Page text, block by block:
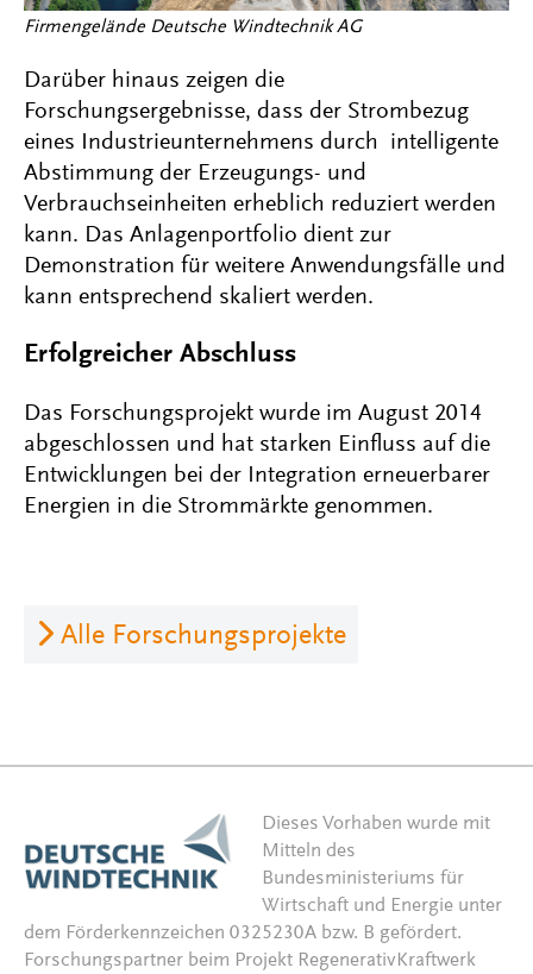
Firmengelände Deutsche Windtechnik AG
Darüber hinaus zeigen die
Forschungsergebnisse, dass der Strombezug
eines Industrieunternehmens durch intelligente
Abstimmung der Erzeugungs- und
Verbrauchseinheiten erheblich reduziert werden
kann. Das Anlagenportfolio dient zur
Demonstration für weitere Anwendungsfälle und
kann entsprechend skaliert werden.
Erfolgreicher Abschluss
Das Forschungsprojekt wurde im August 2014
abgeschlossen und hat starken Einfluss auf die
Entwicklungen bei der Integration erneuerbarer
Energien in die Strommärkte genommen.
Alle Forschungsprojekte
Dieses Vorhaben wurde mit
Mitteln des
Bundesministeriums für
Wirtschaft und Energie unter
dem Förderkennzeichen 0325230A bzw. B gefördert.
Forschungspartner beim Projekt RegenerativKraftwerk